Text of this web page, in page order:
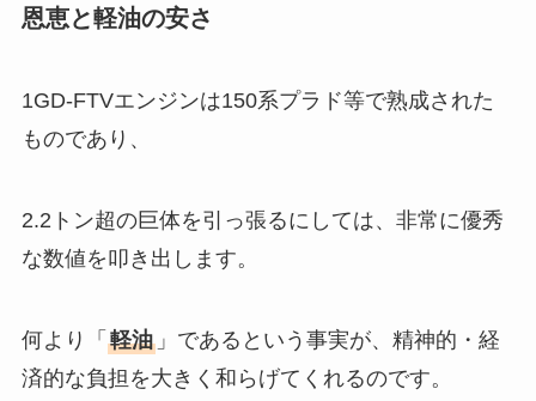
恩恵と軽油の安さ
1GD-FTVエンジンは150系プラド等で熟成された
ものであり、
2.2トン超の巨体を引っ張るにしては、非常に優秀
な数値を叩き出します。
何より「 軽油」であるという事実が、精神的・経
済的な負担を大きく和らげてくれるのです。